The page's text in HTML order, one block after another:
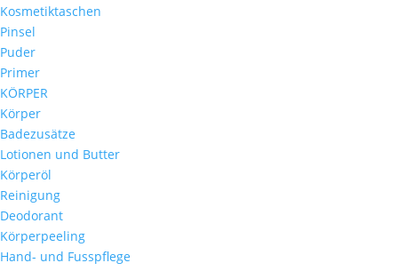
Kosmetiktaschen
Pinsel
Puder
Primer
KÖRPER
Körper
Badezusätze
Lotionen und Butter
Körperöl
Reinigung
Deodorant
Körperpeeling
Hand- und Fusspflege